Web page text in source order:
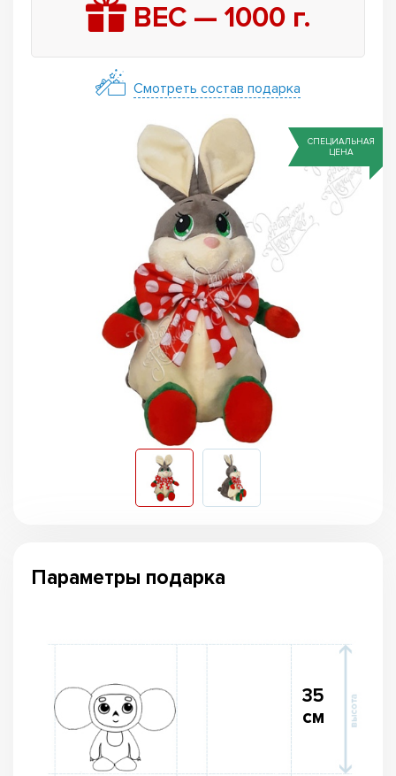
СПЕЦИАЛЬНАЯ
ЦЕНА
ВЕС — 1000г.
Смотреть состав подарка
Параметры подарка
35
см